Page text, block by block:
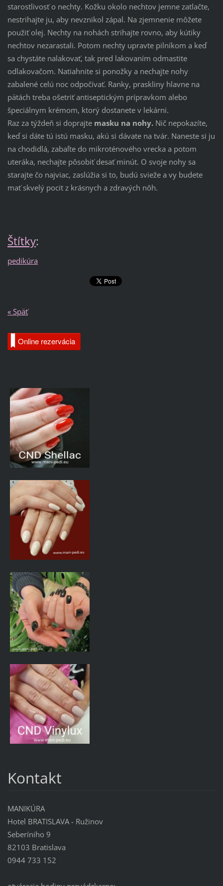
starostlivosť o nechty. Kožku okolo nechtov jemne zatlačte,
nestrihajte ju, aby nevznikol zápal. Na zjemnenie môžete
použiť olej. Nechty na nohách strihajte rovno, aby kútiky
nechtov nezarastali. Potom nechty upravte pilníkom a keď
sa chystáte nalakovať, tak pred lakovaním odmastite
odlakovačom. Natiahnite si ponožky a nechajte nohy
zabalené celú noc odpočívať. Ranky, praskliny hlavne na
pätách treba ošetriť antiseptickým prípravkom alebo
špeciálnym krémom, ktorý dostanete v lekárni.
Raz za týždeň si doprajte masku na nohy.Nič nepokazíte,
keď si dáte tú istú masku, akú si dávate na tvár. Naneste si ju
na chodidlá, zabaľte do mikroténového vrecka a potom
uteráka, nechajte pôsobiť desať minút. O svoje nohy sa
starajte čo najviac, zaslúžia si to, budú svieže a vy budete
mať skvelý pocit z krásnych a zdravých nôh.
Štítky:
pedikúra
« Späť
Online rezervácia
Kontakt
MANIKÚRA
Hotel BRATISLAVA - Ružinov
Seberíniho 9
82103 Bratislava
0944 733 152